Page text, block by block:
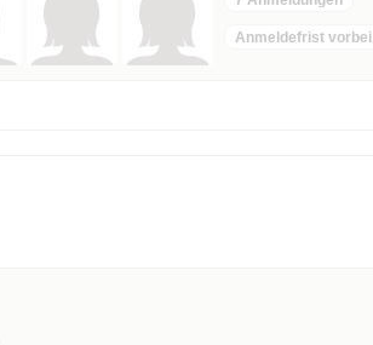
Anmeldefrist vorbei